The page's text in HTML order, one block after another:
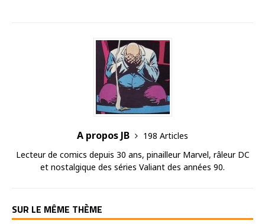
A propos JB
198 Articles
Lecteur de comics depuis 30 ans, pinailleur Marvel, râleur DC
et nostalgique des séries Valiant des années 90.
SUR LE MÊME THÈME